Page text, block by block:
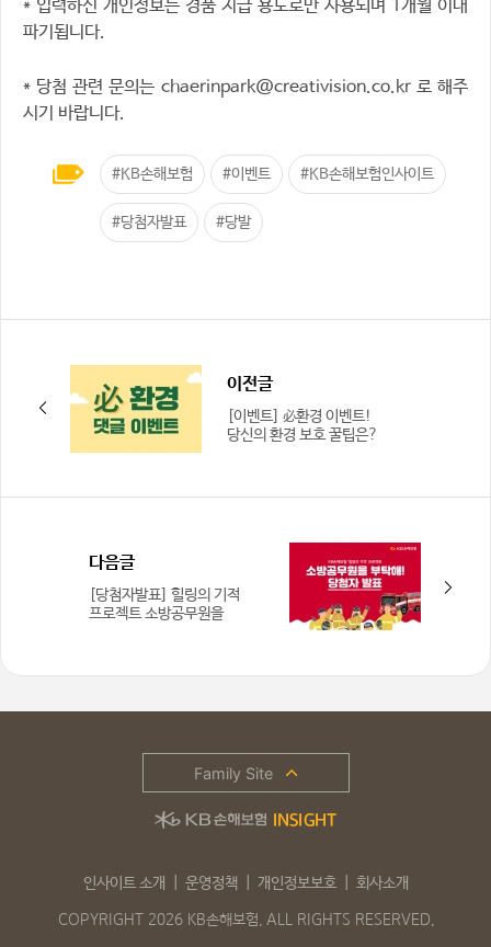
* 입력하신 개인정보는 경품 지급 용도로만 사용되며 1개월 이내
파기됩니다.
* 당첨 관련 문의는 chaerinpark@creativision.co.kr 로 해주
시기 바랍니다.
#KB손해보험 #이벤트 #KB손해보험인사이트
#당첨자발표 #당발
이전글
[이벤트] 必환경 이벤트!
당신의 환경 보호 꿀팁은?
다음글
[당첨자발표] 힐링의 기적
프로젝트 소방공무원을
인사이트 소개 운영정책 개인정보보호 회사소개
COPYRIGHT 2026 KB손해보험. ALL RIGHTS RESERVED.
Family Site